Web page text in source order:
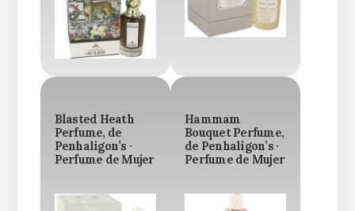
Blasted Heath
Perfume, de
Penhaligon’s ·
Perfume de Mujer
Hammam
Bouquet Perfume,
de Penhaligon’s ·
Perfume de Mujer